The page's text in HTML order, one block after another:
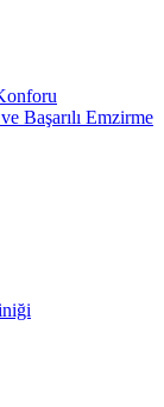
Başarılı Emzirme